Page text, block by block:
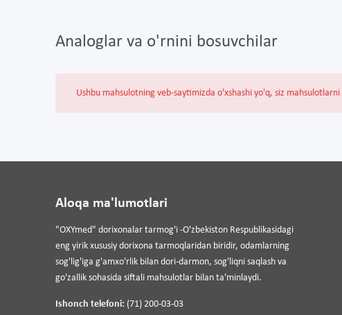
Analoglar va o'rnini bosuvchilar
Ushbu mahsulotning veb-saytimizda o'xshashi yo'q, siz mahsulotlarni
Aloqa ma'lumotlari
"OXYmed" dorixonalar tarmog'i -O'zbekiston Respublikasidagi
eng yirik xususiy dorixona tarmoqlaridan biridir, odamlarning
sog'lig'iga g'amxo'rlik bilan dori-darmon, sog'liqni saqlash va
go'zallik sohasida siftali mahsulotlar bilan ta'minlaydi.
Ishonch telefoni: (71) 200-03-03